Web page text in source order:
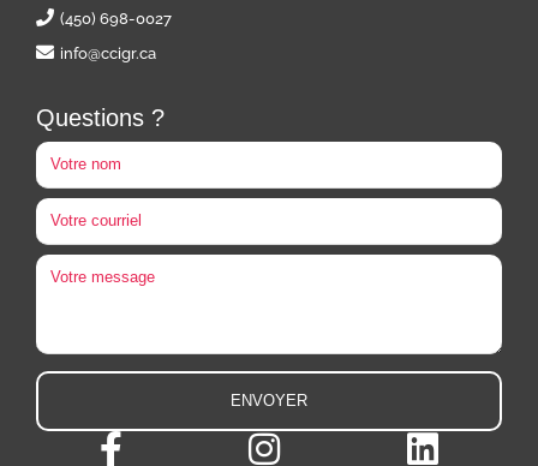
(450) 698-0027
info@ccigr.ca
Questions ?